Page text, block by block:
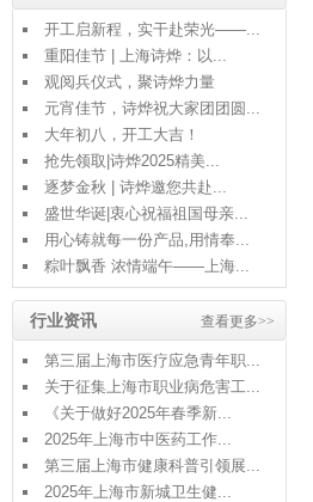
开工启新程，实干赴荣光——...
重阳佳节 | 上海诗烨：以...
观阅兵仪式，聚诗烨力量
元宵佳节，诗烨祝大家团团圆...
大年初八，开工大吉！
抢先领取|诗烨2025精美...
逐梦金秋 | 诗烨邀您共赴...
盛世华诞|衷心祝福祖国母亲...
用心铸就每一份产品,用情奉...
粽叶飘香 浓情端午——上海...
查看更多>>
行业资讯
第三届上海市医疗应急青年职...
关于征集上海市职业病危害工...
《关于做好2025年春季新...
2025年上海市中医药工作...
第三届上海市健康科普引领展...
2025年上海市新城卫生健...